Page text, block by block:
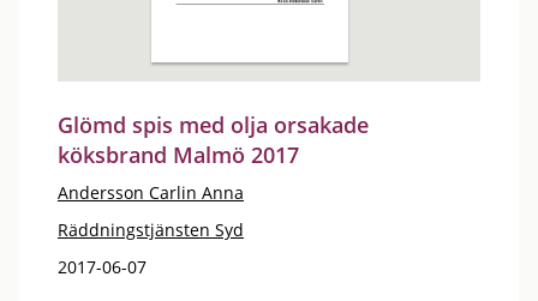
Glömd spis med olja orsakade
köksbrand Malmö 2017
Andersson Carlin Anna
Räddningstjänsten Syd
2017-06-07